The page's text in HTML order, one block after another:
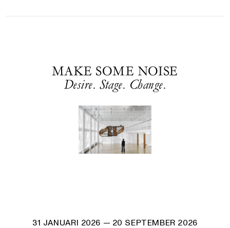
MAKE SOME NOISE
Desire. Stage. Change.
31 JANUARI 2026 — 20 SEPTEMBER 2026